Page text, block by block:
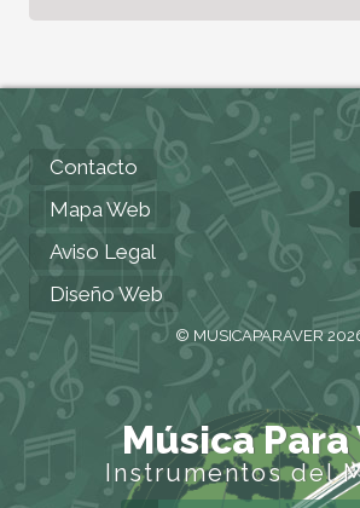
Contacto
Mapa Web
Aviso Legal
Diseño Web
© MUSICAPARAVER
Música Para
Instrumentos del